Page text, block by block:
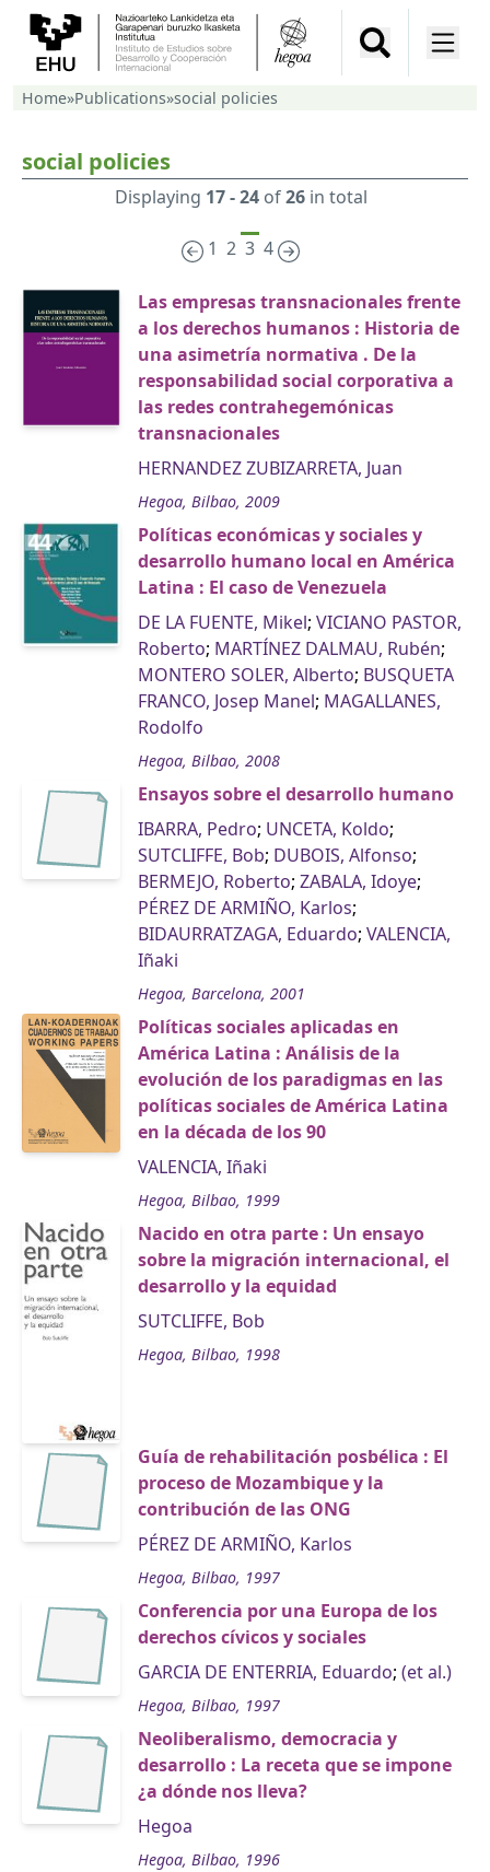
Home»Publications»social policies
social policies
Displaying 17 - 24of26in total
1 2 3 4
Las empresas transnacionales frente
a los derechos humanos : Historia de
una asimetría normativa . De la
responsabilidad social corporativa a
las redes contrahegemónicas
transnacionales
HERNANDEZ ZUBIZARRETA, Juan
Hegoa, Bilbao, 2009
Políticas económicas y sociales y
desarrollo humano local en América
Latina : El caso de Venezuela
DE LA FUENTE, Mikel; VICIANO PASTOR,
Roberto; MARTÍNEZ DALMAU, Rubén;
MONTERO SOLER, Alberto; BUSQUETA
FRANCO, Josep Manel; MAGALLANES,
Rodolfo
Hegoa, Bilbao, 2008
Ensayos sobre el desarrollo humano
IBARRA, Pedro; UNCETA, Koldo;
SUTCLIFFE, Bob; DUBOIS, Alfonso;
BERMEJO, Roberto; ZABALA, Idoye;
PÉREZ DE ARMIÑO, Karlos;
BIDAURRATZAGA, Eduardo; VALENCIA,
Iñaki
Hegoa, Barcelona, 2001
Políticas sociales aplicadas en
América Latina : Análisis de la
evolución de los paradigmas en las
políticas sociales de América Latina
en la década de los 90
VALENCIA, Iñaki
Hegoa, Bilbao, 1999
Nacido en otra parte : Un ensayo
sobre la migración internacional, el
desarrollo y la equidad
SUTCLIFFE, Bob
Hegoa, Bilbao, 1998
Guía de rehabilitación posbélica : El
proceso de Mozambique y la
contribución de las ONG
PÉREZ DE ARMIÑO, Karlos
Hegoa, Bilbao, 1997
Conferencia por una Europa de los
derechos cívicos y sociales
GARCIA DE ENTERRIA, Eduardo; (et al.)
Hegoa, Bilbao, 1997
Neoliberalismo, democracia y
desarrollo : La receta que se impone
¿a dónde nos lleva?
Hegoa
Hegoa, Bilbao, 1996